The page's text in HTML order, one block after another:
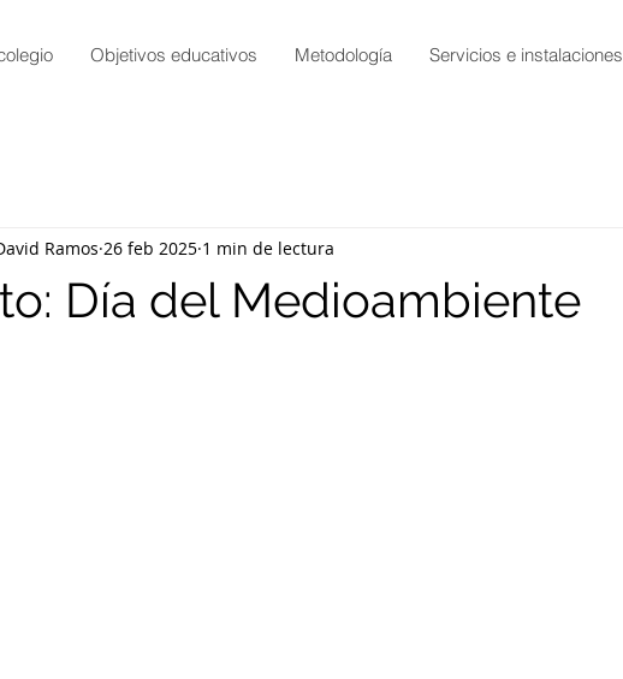
Objetivos educativos Metodología Servicios e instalaciones
Día del Medioambiente
Ramos 26 feb 2025 1 min de lectura